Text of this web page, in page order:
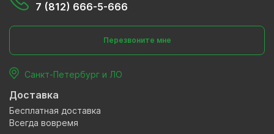
7 (812) 666-5-666
Перезвоните мне
Санкт-Петербург и ЛО
Доставка
Бесплатная доставка
Всегда вовремя